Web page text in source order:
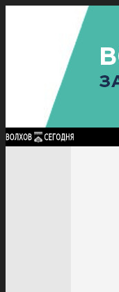
ГЛАВНАЯ ПОЛИТИКА
КУЛЬТУРА